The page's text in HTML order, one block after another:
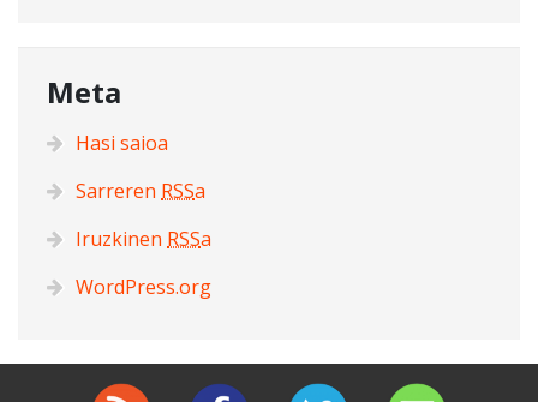
Meta
Hasi saioa
Sarreren RSSa
Iruzkinen RSSa
WordPress.org